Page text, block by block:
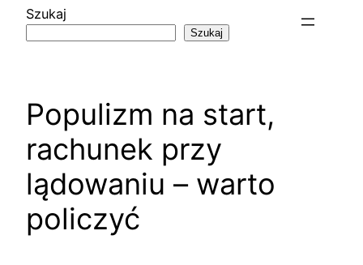
Szukaj
Szukaj
Populizm na start,
rachunek przy
lądowaniu – warto
policzyć